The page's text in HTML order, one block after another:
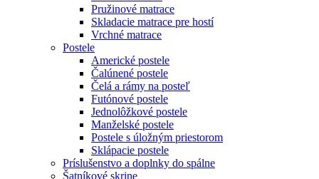
Pružinové matrace
Skladacie matrace pre hostí
Vrchné matrace
Postele
Americké postele
Čalúnené postele
Čelá a rámy na posteľ
Futónové postele
Jednolôžkové postele
Manželské postele
Postele s úložným priestorom
Sklápacie postele
Príslušenstvo a doplnky do spálne
Šatníkové skrine